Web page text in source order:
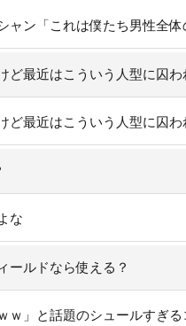
ャン「これは僕たち男性全
最近はこういう人型に囚
最近はこういう人型に囚
な
ールドなら使える？
ｗ」と話題のシュールすぎ